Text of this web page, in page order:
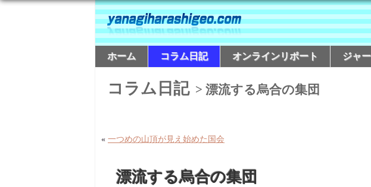
ホーム コラム日記 オンラインリポート ジャ
コラム日記> 漂流する烏合の集団
« 一つめの山頂が見え始めた国会
漂流する烏合の集団